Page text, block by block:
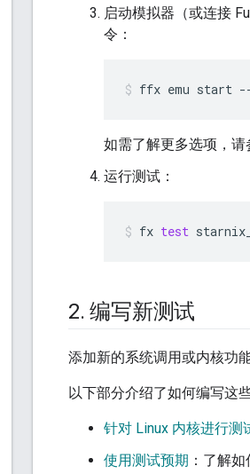
启动模拟器（或连接
令：
ffx emu start
如需了解更多选项，请
运行测试：
fx test
2. 编写新测试
添加新的系统调用或内核功
以下部分介绍了如何编写这
针对 Linux 内核进行测
使用测试预期 ：了解